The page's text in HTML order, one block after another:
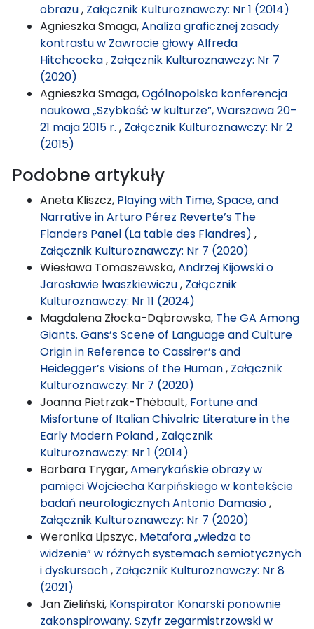
obrazu, Załącznik Kulturoznawczy: Nr 1 (2014)
Agnieszka Smaga,Analiza graficznej zasady
kontrastu w Zawrocie głowy Alfreda
Hitchcocka, Załącznik Kulturoznawczy: Nr 7
(2020)
Agnieszka Smaga,Ogólnopolska konferencja
naukowa „Szybkość w kulturze”, Warszawa 20–
21 maja 2015 r. , Załącznik Kulturoznawczy: Nr 2
(2015)
Podobne artykuły
Aneta Kliszcz, Playing with Time, Space, and
Narrative in Arturo Pérez Reverte’s The
Flanders Panel (La table des Flandres) ,
Załącznik Kulturoznawczy: Nr 7 (2020)
Wiesława Tomaszewska,Andrzej Kijowski o
Jarosławie Iwaszkiewiczu, Załącznik
Kulturoznawczy: Nr 11 (2024)
Magdalena Złocka-Dąbrowska, The GA Among
Giants. Gans’s Scene of Language and Culture
Origin in Reference to Cassirer’s and
Heidegger’s Visions of the Human, Załącznik
Kulturoznawczy: Nr 7 (2020)
Joanna Pietrzak-Thėbault, Fortune and
Misfortune of Italian Chivalric Literature in the
Early Modern Poland, Załącznik
Kulturoznawczy: Nr 1 (2014)
Barbara Trygar,Amerykańskie obrazy w
pamięci Wojciecha Karpińskiego w kontekście
badań neurologicznych Antonio Damasio,
Załącznik Kulturoznawczy: Nr 7 (2020)
Weronika Lipszyc, Metafora „wiedza to
widzenie” w różnych systemach semiotycznych
i dyskursach, Załącznik Kulturoznawczy: Nr 8
(2021)
Jan Zieliński, Konspirator Konarski ponownie
zakonspirowany. Szyfr zegarmistrzowski w